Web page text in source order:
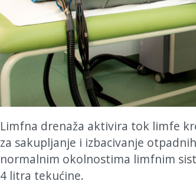
Limfna drenaža aktivira tok limfe
za sakupljanje i izbacivanje
normalnim okolnostima limfnim
4 litra tekućine.